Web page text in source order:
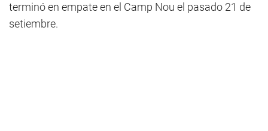
terminó en empate en el Camp Nou el pasado 21 de
setiembre.